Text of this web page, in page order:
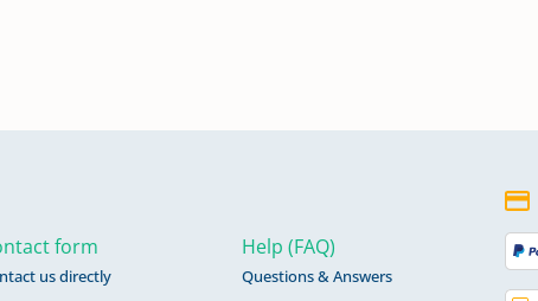
form
us directly
Help (FAQ)
Questions & Answers